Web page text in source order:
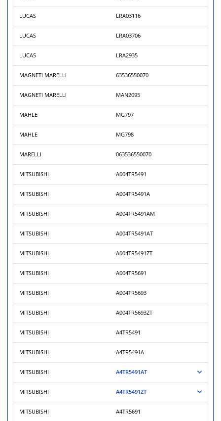
LUCAS LRA03116
LUCAS LRA03706
LUCAS LRA2935
MAGNETI MARELLI 63536550070
MAGNETI MARELLI MAN2095
MAHLE MG797
MAHLE MG798
MARELLI 063536550070
MITSUBISHI A004TR5491
MITSUBISHI A004TR5491A
MITSUBISHI A004TR5491AM
MITSUBISHI A004TR5491AT
MITSUBISHI A004TR5491ZT
MITSUBISHI A004TR5691
MITSUBISHI A004TR5693
MITSUBISHI A004TR5693ZT
MITSUBISHI A4TR5491
MITSUBISHI A4TR5491A
MITSUBISHI A4TR5491AT
MITSUBISHI A4TR5491ZT
MITSUBISHI A4TR5691